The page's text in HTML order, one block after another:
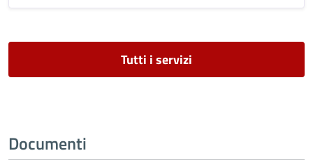
Tutti i servizi
Documenti